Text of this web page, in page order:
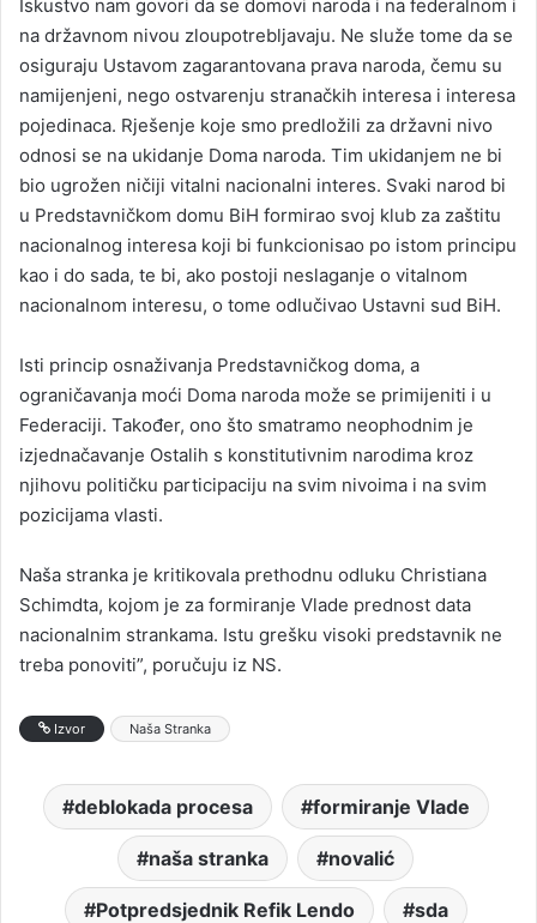
Iskustvo nam govori da se domovi naroda i na federalnom i
na državnom nivou zloupotrebljavaju. Ne služe tome da se
osiguraju Ustavom zagarantovana prava naroda, čemu su
namijenjeni, nego ostvarenju stranačkih interesa i interesa
pojedinaca. Rješenje koje smo predložili za državni nivo
odnosi se na ukidanje Doma naroda. Tim ukidanjem ne bi
bio ugrožen ničiji vitalni nacionalni interes. Svaki narod bi
u Predstavničkom domu BiH formirao svoj klub za zaštitu
nacionalnog interesa koji bi funkcionisao po istom principu
kao i do sada, te bi, ako postoji neslaganje o vitalnom
nacionalnom interesu, o tome odlučivao Ustavni sud BiH.
Isti princip osnaživanja Predstavničkog doma, a
ograničavanja moći Doma naroda može se primijeniti i u
Federaciji. Također, ono što smatramo neophodnim je
izjednačavanje Ostalih s konstitutivnim narodima kroz
njihovu političku participaciju na svim nivoima i na svim
pozicijama vlasti.
Naša stranka je kritikovala prethodnu odluku Christiana
Schimdta, kojom je za formiranje Vlade prednost data
nacionalnim strankama. Istu grešku visoki predstavnik ne
treba ponoviti”, poručuju iz NS.
Izvor Naša Stranka
deblokada procesa formiranje Vlade
naša stranka novalić
Potpredsjednik Refik Lendo sda